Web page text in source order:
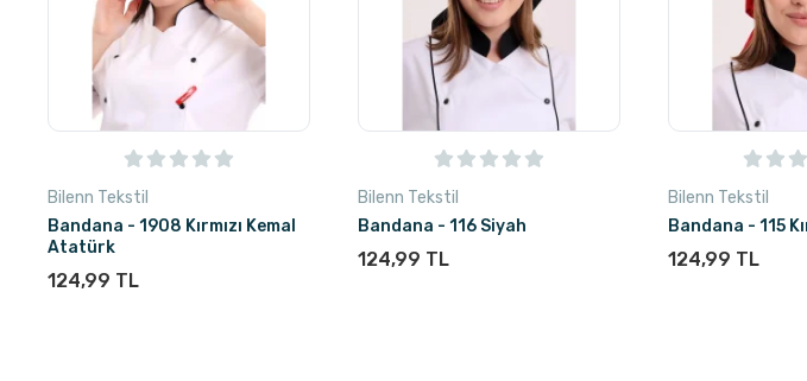
Bilenn Tekstil
Bandana - 1908 Kırmızı Kemal
Atatürk
124,99 TL
Bilenn Tekstil
Bandana - 116 Siyah
124,99 TL
Bilenn Tekstil
Bandana - 115
124,99 TL